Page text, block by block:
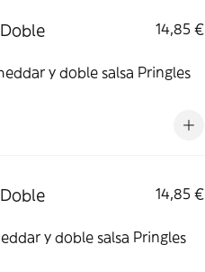
14,85 €
y doble salsa Pringles
14,85 €
y doble salsa Pringles